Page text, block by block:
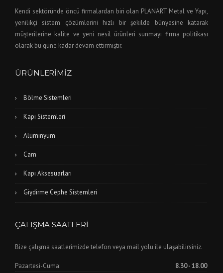
Kendi sektöründe öncü firmalardan biri olan PLANART Metal ve Yapı,
yenilikçi sistem çözümlerini hızlı bir şekilde bünyesine katarak
müşterilerine kalite ve yeni nesil ürünleri sunmayı firma politikası
olarak bu güne kadar devam ettirmiştir.
ÜRÜNLERIMIZ
Bölme Sistemleri
Kapı Sistemleri
Alüminyum
Cam
Kapı Aksesuarları
Giydirme Cephe Sistemleri
ÇALIŞMA SAATLERI
Bize çalışma saatlerimizde telefon veya mail yolu ile ulaşabilirsiniz.
Pazartesi-Cuma:
8.30 - 18.00